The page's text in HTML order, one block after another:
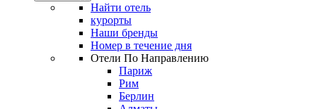
Найти отель
курорты
Наши бренды
Номер в течение дня
Отели По Направлению
Париж
Рим
Берлин